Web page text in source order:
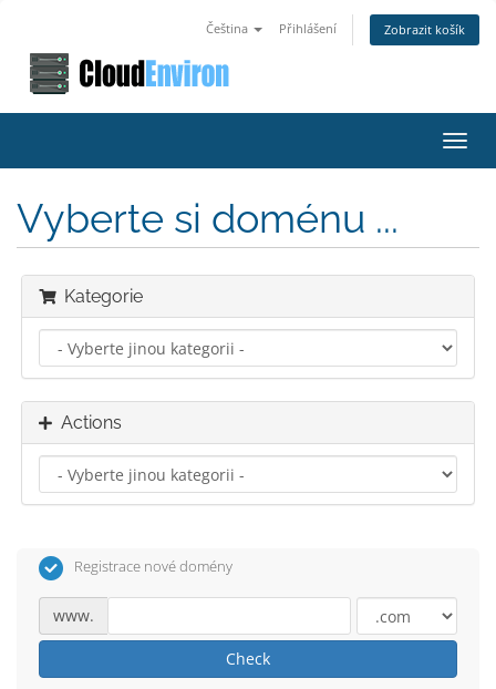
Čeština Přihlášení Zobrazit košík
Vyberte si doménu ...
Kategorie
Actions
Registrace nové domény
www.
Check